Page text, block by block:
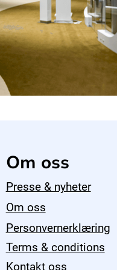
Om oss
Presse & nyheter
Om oss
Personvernerklæring
Terms & conditions
Kontakt oss